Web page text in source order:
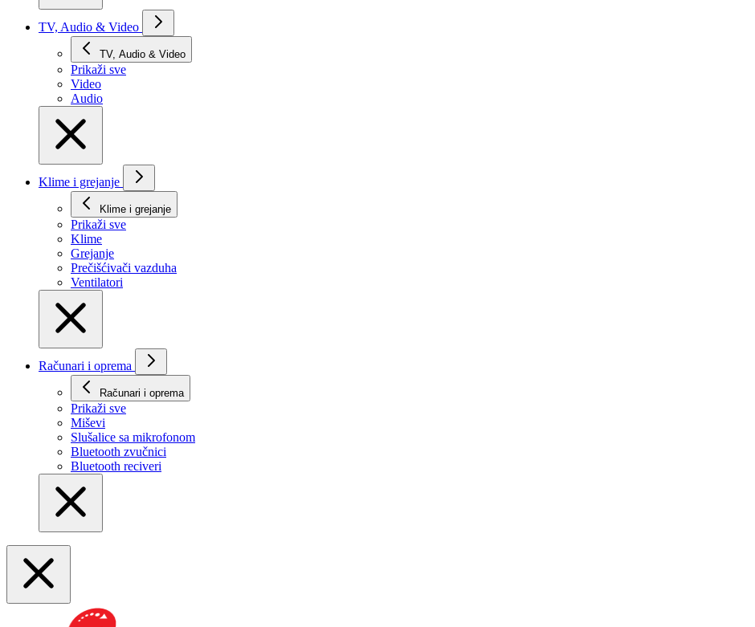
TV, Audio & Video
TV, Audio & Video
Prikaži svе
Video
Audio
Klime i grejanje
Klime i grejanje
Prikaži svе
Klime
Grejanje
Prečišćivači vazduha
Ventilatori
Računari i oprema
Računari i oprema
Prikaži svе
Miševi
Slušalice sa mikrofonom
Bluetooth zvučnici
Bluetooth reciveri